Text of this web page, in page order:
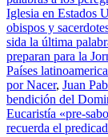
Iglesia en Estados
obispos y
sida la última
preparan para la
Países
por Nacer, Juan
bendición del
Eucaristía «pre-
recuerda el